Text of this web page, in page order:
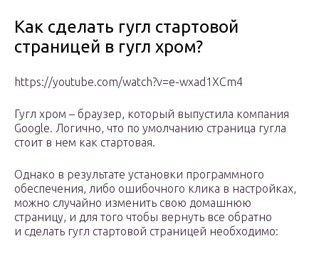
Как сделать гугл стартовой
страницей в гугл хром?
https://youtube.com/watch?v=e-wxad1XCm4
Гугл хром – браузер, который выпустила компания
Google. Логично, что по умолчанию страница гугла
стоит в нем как стартовая.
Однако в результате установки программного
обеспечения, либо ошибочного клика в настройках,
можно случайно изменить свою домашнюю
страницу, и для того чтобы вернуть все обратно
и сделать гугл стартовой страницей необходимо: